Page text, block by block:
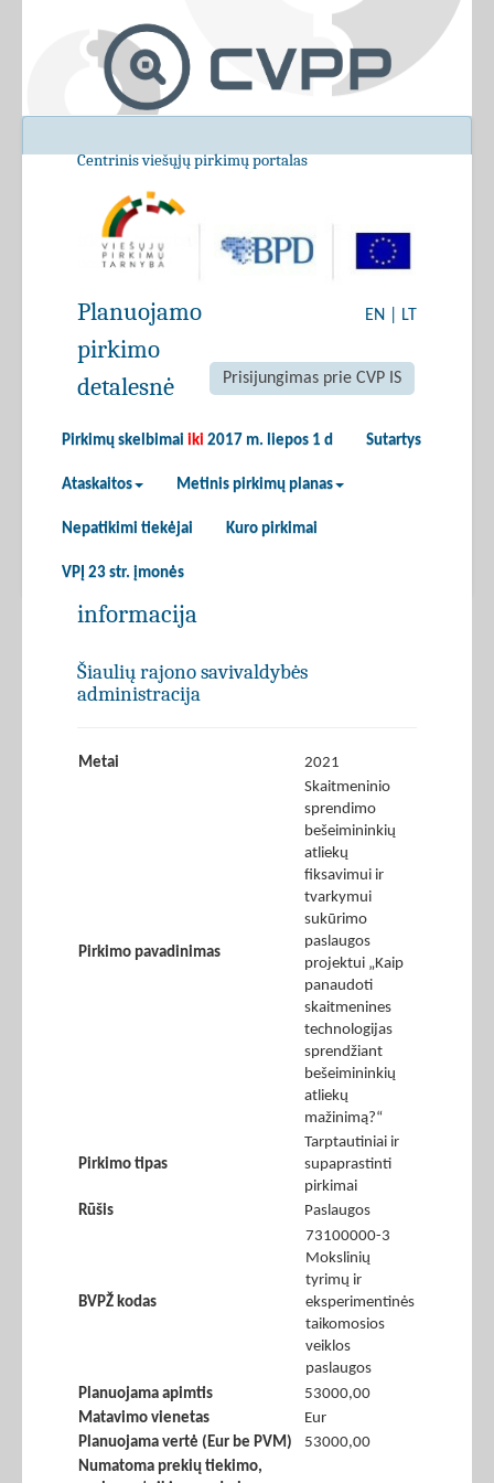
Centrinis viešųjų pirkimų portalas
EN LT
Prisijungimas prie CVP IS
Pirkimų skelbimai iki 2017 m. liepos 1 d Sutartys
Ataskaitos Metinis pirkimų planas
Nepatikimi tiekėjai Kuro pirkimai
VPĮ 23 str. įmonės
Planuojamo
pirkimo
detalesnė
informacija
Šiaulių rajono savivaldybės
administracija
Metai 2021
Pirkimo pavadinimas
Skaitmeninio
sprendimo
bešeimininkių
atliekų
fiksavimui ir
tvarkymui
sukūrimo
paslaugos
projektui „Kaip
panaudoti
skaitmenines
technologijas
sprendžiant
bešeimininkių
atliekų
mažinimą?“
Pirkimo tipas
Tarptautiniai ir
supaprastinti
pirkimai
Rūšis
Paslaugos
BVPŽ kodas
73100000-3
Mokslinių
tyrimų ir
eksperimentinės
taikomosios
veiklos
paslaugos
Planuojama apimtis
53000,00
Matavimo vienetas
Eur
Planuojama vertė (Eur be PVM)
53000,00
Numatoma prekių tiekimo,